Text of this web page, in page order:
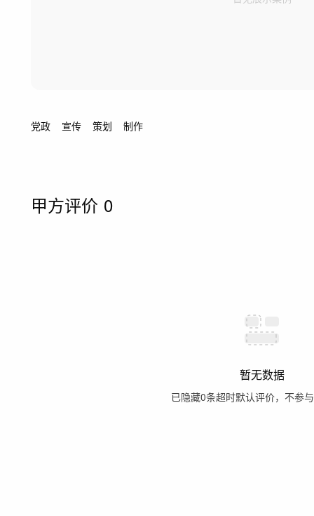
党政 宣传 策划 制作
甲方评价 0
暂无数据
已隐藏0条超时默认评价，不参